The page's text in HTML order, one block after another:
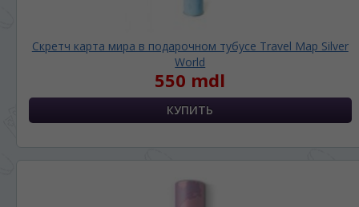
Скретч карта мира в подарочном тубусе Travel Map Silver
World
550 mdl